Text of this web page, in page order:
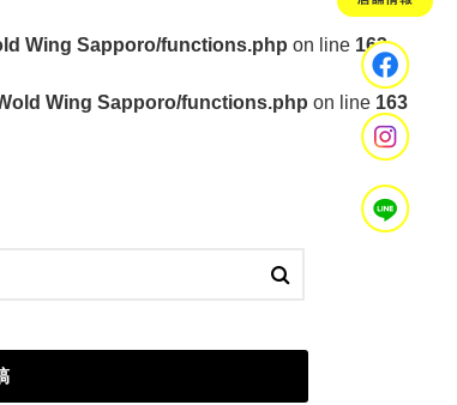
Wing Sapporo/functions.php on line 163
Wing Sapporo/functions.php on line 163